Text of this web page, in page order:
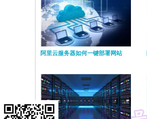
阿里云服务器如何一键部署网站